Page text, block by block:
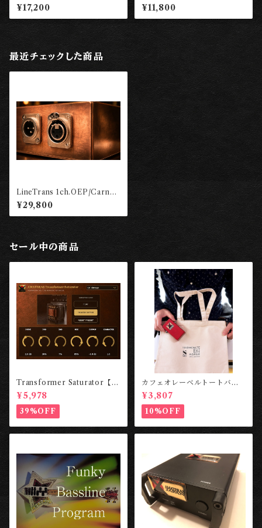
税込)【レンタル権】 ［東京工
房］
¥17,200
hill 【レンタル権】 ［東京工
房］
¥11,800
最近チェックした商品
LineTrans 1ch.OEP/Carnhil
l／AMATERAS 0001 XLR仕
様 ［東京工房］
¥29,800
セール中の商品
Transformer Saturator【期
間限定｜リリース記念価格】
¥5,978
39%OFF
カフェオレーベルトートバッ
グ～HARMONIZE BUT NO
T AGREE～ ［東京工房］
¥3,807
10%OFF